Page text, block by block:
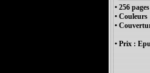
• 256 pages
• Couleurs
•
• Prix :